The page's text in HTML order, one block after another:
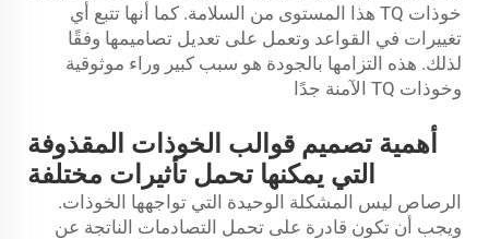
خوذات TQ هذا المستوى من السلامة. كما أنها تتبع أي
تغييرات في القواعد وتعمل على تعديل تصاميمها وفقًا
لذلك. هذه التزامها بالجودة هو سبب كبير وراء موثوقية
وخوذات TQ الآمنة جدًا
أهمية تصميم قوالب الخوذات المقذوفة
التي يمكنها تحمل تأثيرات مختلفة
الرصاص ليس المشكلة الوحيدة التي تواجهها الخوذات.
ويجب أن تكون قادرة على تحمل التصادمات الناتجة عن